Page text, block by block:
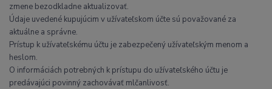
zmene bezodkladne aktualizovať.
Údaje uvedené kupujúcim v užívateľskom účte sú považované za
aktuálne a správne.
Prístup k užívateľskému účtu je zabezpečený užívateľským menom a
heslom.
O informáciách potrebných k prístupu do užívateľského účtu je
predávajúci povinný zachovávať mlčanlivosť.